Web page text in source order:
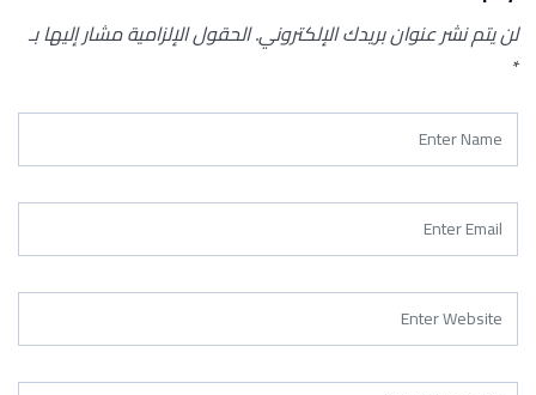
لن يتم نشر عنوان بريدك الإلكتروني.الحقول الإلزامية مشار إليها بـ
*